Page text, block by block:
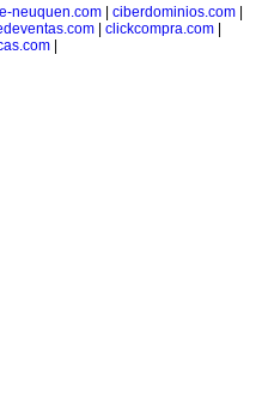
e-neuquen.com| ciberdominios.com|
clickcompra.com